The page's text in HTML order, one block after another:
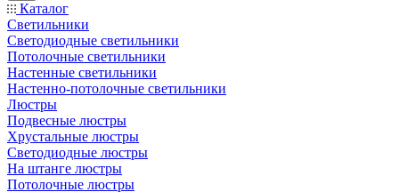
Каталог
Светильники
Светодиодные светильники
Потолочные светильники
Настенные светильники
Настенно-потолочные светильники
Люстры
Подвесные люстры
Хрустальные люстры
Светодиодные люстры
На штанге люстры
Потолочные люстры